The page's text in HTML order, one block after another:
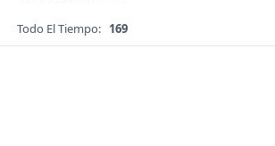
Todo El Tiempo: 169